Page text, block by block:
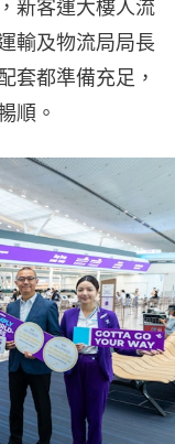
新客運大樓人流
輸及物流局局長
套都準備充足，
順。